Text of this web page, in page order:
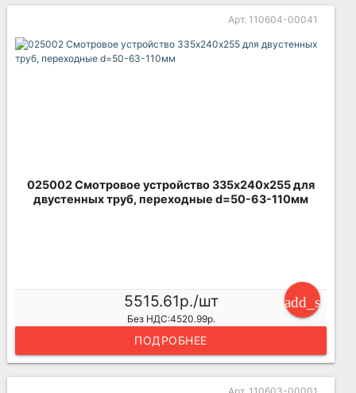
Арт. 110604-00041
025002 Смотровое устройство 335х240х255 для
двустенных труб, переходные d=50-63-110мм
5515.61р./шт
Без НДС:4520.99р.
ПОДРОБНЕЕ